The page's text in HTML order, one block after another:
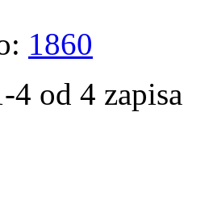
1860
4 od 4 zapisa